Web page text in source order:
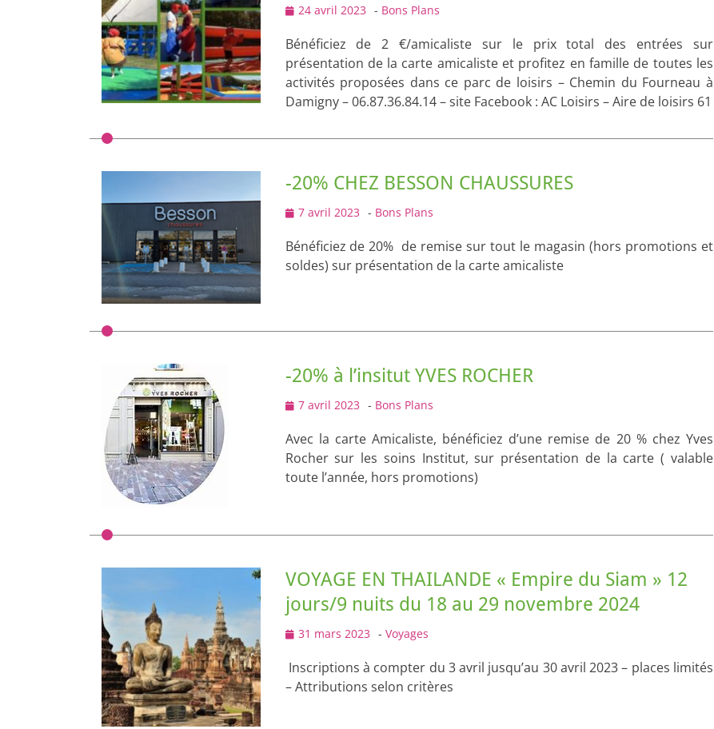
Posted
24 avril 2023 - Bons Plans
Bénéficiez de 2 €/amicaliste sur le prix total des entrées sur
présentation de la carte amicaliste et profitez en famille de toutes les
activités proposées dans ce parc de loisirs – Chemin du Fourneau à
Damigny – 06.87.36.84.14 – site Facebook : AC Loisirs – Aire de loisirs 61
-20% CHEZ BESSON CHAUSSURES
Posted
7 avril 2023 - Bons Plans
Bénéficiez de 20% de remise sur tout le magasin (hors promotions et
soldes) sur présentation de la carte amicaliste
-20% à l’insitut YVES ROCHER
Posted
7 avril 2023 - Bons Plans
Avec la carte Amicaliste, bénéficiez d’une remise de 20 % chez Yves
Rocher sur les soins Institut, sur présentation de la carte ( valable
toute l’année, hors promotions)
VOYAGE EN THAILANDE « Empire du Siam » 12
jours/9 nuits du 18 au 29 novembre 2024
Posted
31 mars 2023 - Voyages
Inscriptions à compter du 3 avril jusqu’au 30 avril 2023 – places limités
– Attributions selon critères